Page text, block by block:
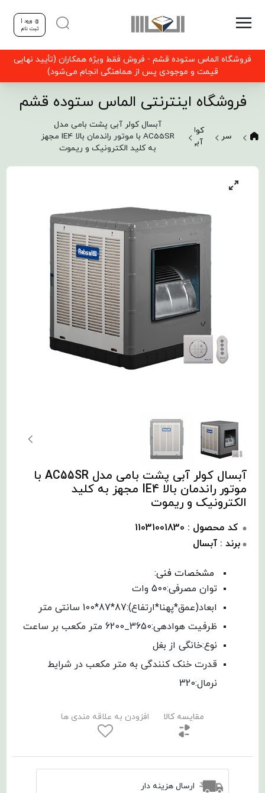
ورود |
ثبت نام
فروشگاه الماس ستوده قشم - فروش فقط ویژه همکاران (تأیید نهایی
قیمت و موجودی پس از هماهنگی انجام می‌شود)
فروشگاه اینترنتی الماس ستوده قشم
سرمایشی
کولر
آبی
آبسال کولر آبی پشت بامی مدل
AC55SR با موتور راندمان بالا IE4 مجهز
به کلید الکترونیک و ریموت
آبسال کولر آبی پشت بامی مدل AC55SR با
موتور راندمان بالا IE4 مجهز به کلید
الکترونیک و ریموت
کد محصول : 11031001830
برند : آبسال
مشخصات فنی:
توان مصرفی:500 وات
ابعاد(عمق*پهنا*ارتفاع):87*87*100 سانتی متر
ظرفیت هوادهی:3650_6200 متر مکعب بر ساعت
نوع:خانگی از بغل
قدرت خنک کنندگی به متر مکعب در شرایط
نرمال:320
مقایسه کالا افزودن به علاقه مندی ها
ارسال هزینه دار